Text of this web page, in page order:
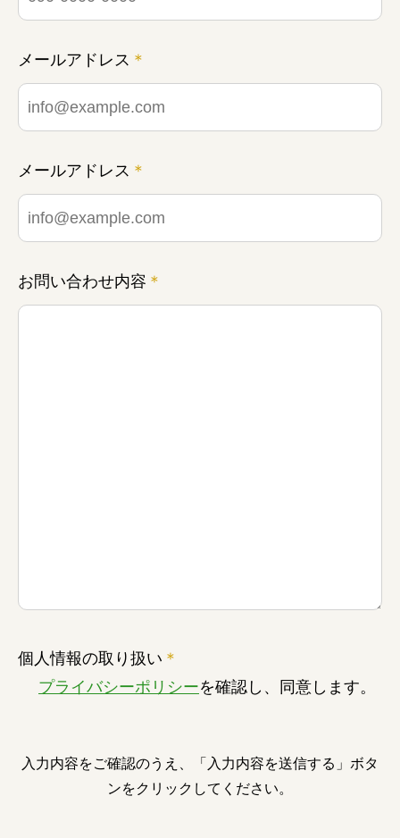
みえの就職情報関連サイト
美し国みえ 移住ポータルサイト
おしごと広場みえ
みえの企業まるわかりNAVI
三重県版職業ポータルサイト
メールアドレス ＊
メールアドレス ＊
お問い合わせ内容 ＊
個人情報の取り扱い ＊
プライバシーポリシーを確認し、同意します。
入力内容をご確認のうえ、「入力内容を送信する」ボタ
ンをクリックしてください。